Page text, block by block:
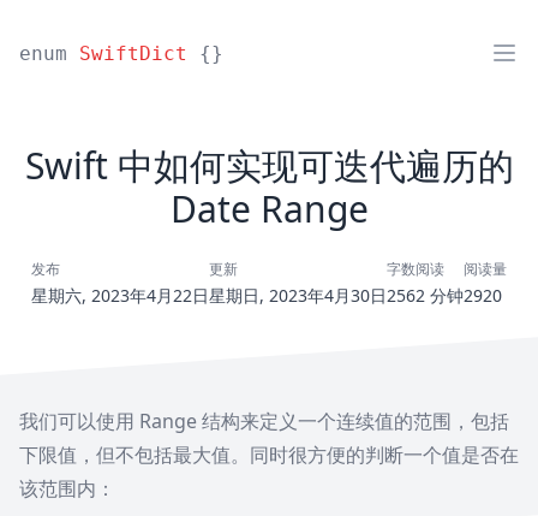
enum SwiftDict {}
Swift 中如何实现可迭代遍历的
Date Range
发布
星期六, 2023年4月22日
更新
星期日, 2023年4月30日
字数
256
阅读
2 分钟
阅读量
2920
我们可以使用 Range 结构来定义一个连续值的范围，包括
下限值，但不包括最大值。同时很方便的判断一个值是否在
该范围内：